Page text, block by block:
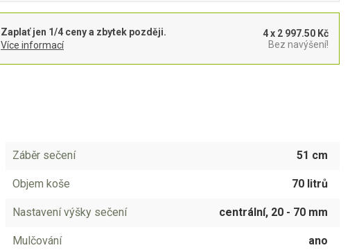
Zaplať jen 1/4 ceny a zbytek později.
Více informací
4 x 2 997.50 Kč
Bez navýšení!
Záběr sečení 51 cm
Objem koše 70 litrů
Nastavení výšky sečení centrální, 20 - 70 mm
Mulčování ano